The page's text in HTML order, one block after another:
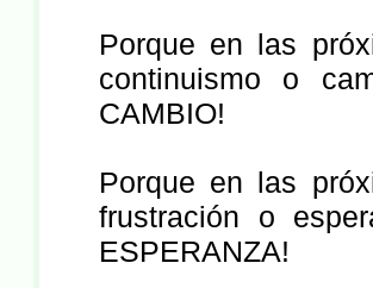
Porque en las
continuismo o
CAMBIO!
Porque en las
frustración o
ESPERANZA!